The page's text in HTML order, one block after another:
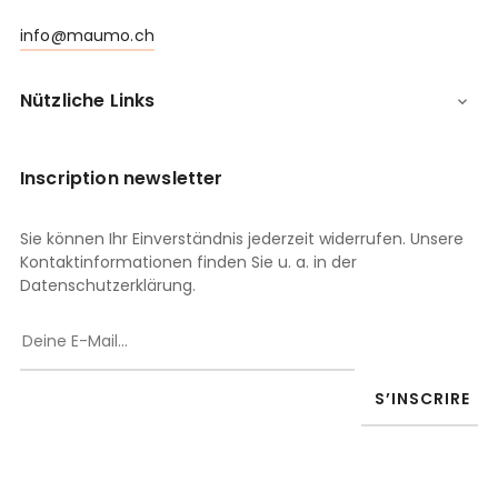
info@maumo.ch
Nützliche Links 
Inscription newsletter
Sie können Ihr Einverständnis jederzeit widerrufen. Unsere
Kontaktinformationen finden Sie u. a. in der
Datenschutzerklärung.
S’INSCRIRE